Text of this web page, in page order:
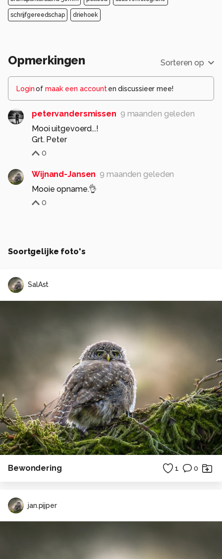
schrijfgereedschap driehoek
Opmerkingen Sorteren op
Loginof maak een account en discussieer mee!
petervandersmissen 9 maanden geleden
Mooi uitgevoerd...!
Grt. Peter
0
Wijnand-Jansen 9 maanden geleden
Mooie opname.👌
0
Soortgelijke foto's
SalAst
Bewondering 1 0
jan.pijper